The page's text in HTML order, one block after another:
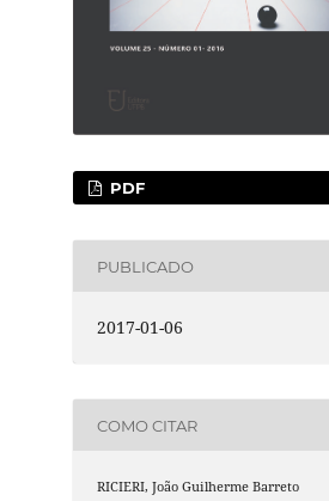
PDF
PUBLICADO
2017-01-06
COMO CITAR
RICIERI, João Guilherme Barreto